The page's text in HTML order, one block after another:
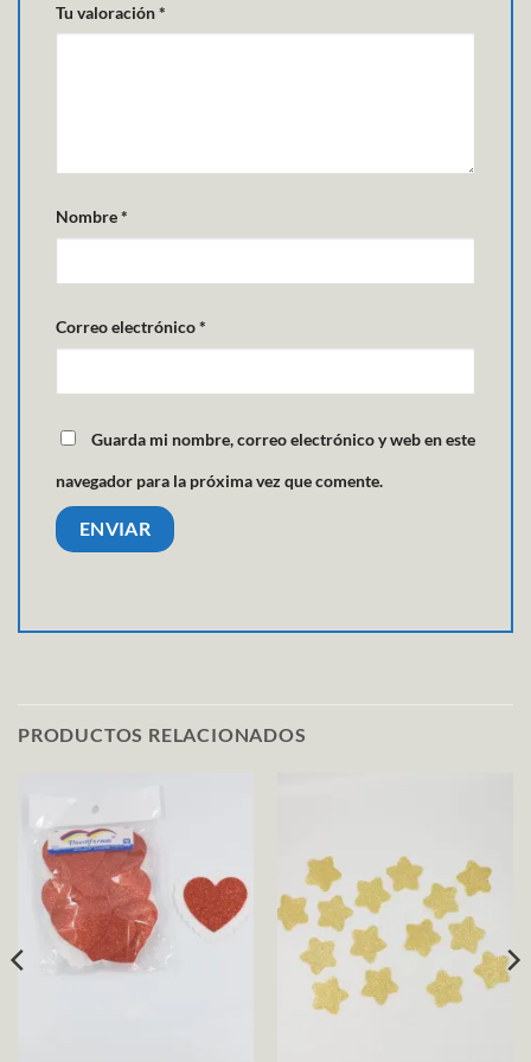
Tu valoración*
Nombre*
Correo electrónico*
Guarda mi nombre, correo electrónico y web en este
navegador para la próxima vez que comente.
PRODUCTOS RELACIONADOS